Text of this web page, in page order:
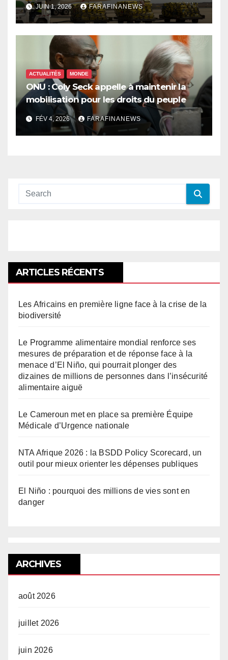
JUIN 1, 2026 FARAFINANEWS
ACTUALITÉS MONDE
ONU : Coly Seck appelle à maintenir la
mobilisation pour les droits du peuple
palestinien
FÉV 4, 2026 FARAFINANEWS
ARTICLES RÉCENTS
Les Africains en première ligne face à la crise de la
biodiversité
Le Programme alimentaire mondial renforce ses
mesures de préparation et de réponse face à la
menace d’El Niño, qui pourrait plonger des
dizaines de millions de personnes dans l’insécurité
alimentaire aiguë
Le Cameroun met en place sa première Équipe
Médicale d’Urgence nationale
NTA Afrique 2026 : la BSDD Policy Scorecard, un
outil pour mieux orienter les dépenses publiques
El Niño : pourquoi des millions de vies sont en
danger
ARCHIVES
août 2026
juillet 2026
juin 2026